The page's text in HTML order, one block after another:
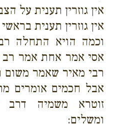
אין גוזרין תענית על
אין גוזרין תענית
וכמה הויא התחלה
אסי אמר אחת אמר רב
רבי מאיר שאמר משום
אבל חכמים אומרים
זוטרא משמיה
ומשלים: